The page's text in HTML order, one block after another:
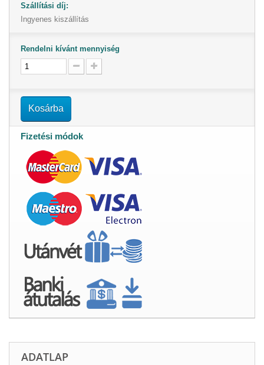
Szállítási díj:
Ingyenes kiszállítás
Rendelni kívánt mennyiség
Kosárba
Fizetési módok
ADATLAP